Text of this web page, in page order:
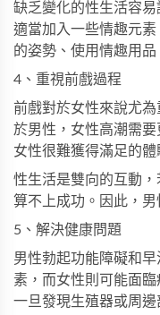
缺乏變化的性生活容
適當加入一些情趣元
的姿勢、使用情趣用
4、重視前戲過程
前戲對於女性來說尤
於男性，女性高潮需要
女性很難獲得滿足的體
性生活是雙向的互動
算不上成功。因此，
5、解決健康問題
男性勃起功能障礙和
素，而女性則可能面
一旦發現生殖器或周